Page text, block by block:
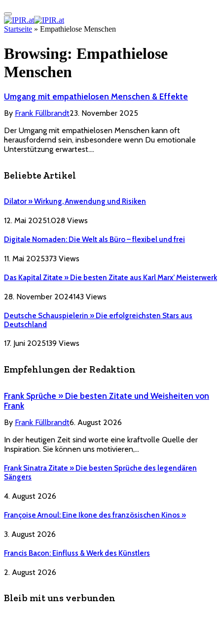
Startseite » Empathielose Menschen
Browsing: Empathielose
Menschen
Umgang mit empathielosen Menschen & Effekte
By Frank Füllbrandt23. November 2025
Der Umgang mit empathielosen Menschen kann oft
herausfordernd sein, insbesondere wenn Du emotionale
Unterstützung erwartest.…
Beliebte Artikel
Dilator » Wirkung, Anwendung und Risiken
12. Mai 20251.028 Views
Digitale Nomaden: Die Welt als Büro – flexibel und frei
11. Mai 2025373 Views
Das Kapital Zitate » Die besten Zitate aus Karl Marx’ Meisterwerk
28. November 2024143 Views
Deutsche Schauspielerin » Die erfolgreichsten Stars aus
Deutschland
17. Juni 2025139 Views
Empfehlungen der Redaktion
Frank Sprüche » Die besten Zitate und Weisheiten von
Frank
By Frank Füllbrandt6. August 2026
In der heutigen Zeit sind worte eine kraftvolle Quelle der
Inspiration. Sie können uns motivieren,…
Frank Sinatra Zitate » Die besten Sprüche des legendären
Sängers
4. August 2026
Françoise Arnoul: Eine Ikone des französischen Kinos »
3. August 2026
Francis Bacon: Einfluss & Werk des Künstlers
2. August 2026
Bleib mit uns verbunden